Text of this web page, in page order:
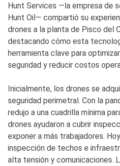
Hunt Services —la empresa de
Hunt Oil— compartió su
drones a la planta de Pisco del
destacando cómo esta
herramienta clave para
seguridad y reducir costos
Inicialmente, los drones se
seguridad perimetral. Con la
redujo a una cuadrilla mínima
drones ayudaron a cubrir
exponer a más trabajadores.
inspección de techos e
alta tensión y comunicaciones.